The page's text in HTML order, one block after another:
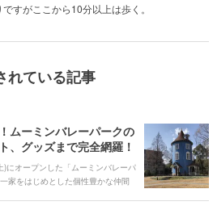
すがここから10分以上は歩く。
れている記事
ムーミンバレーパークの
、グッズまで完全網羅！
にオープンした「ムーミンバレーパ
家をはじめとした個性豊かな仲間